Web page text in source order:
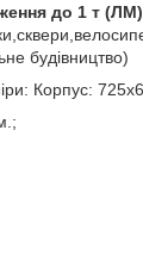
до 1 т (ЛМ)
будівництво)
Корпус: